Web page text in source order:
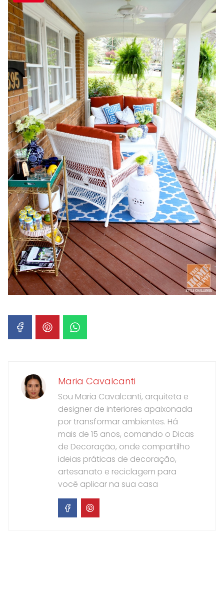
Maria Cavalcanti
Sou Maria Cavalcanti, arquiteta e
designer de interiores apaixonada
por transformar ambientes. Há
mais de 15 anos, comando o Dicas
de Decoração, onde compartilho
ideias práticas de decoração,
artesanato e reciclagem para
você aplicar na sua casa